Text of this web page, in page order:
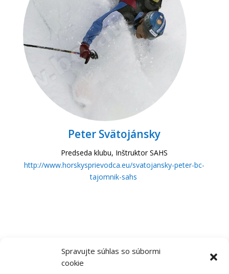
Spravujte súhlas so súbormi
cookie
Peter Svätojánsky
Predseda klubu, Inštruktor SAHS
http://www.horskysprievodca.eu/svatojansky-peter-bc-
tajomnik-sahs